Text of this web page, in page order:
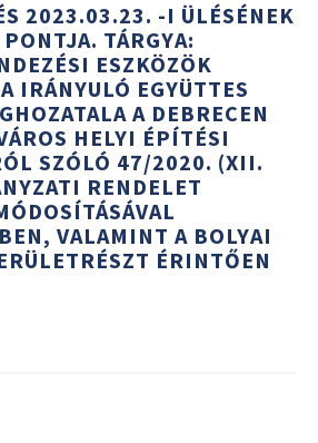
2023.03.23. -I ÜLÉSÉNEK
TÁRGYA:
ESZKÖZÖK
IRÁNYULÓ EGYÜTTES
A DEBRECEN
HELYI ÉPÍTÉSI
SZÓLÓ 47/2020. (XII.
RENDELET
VALAMINT A BOLYAI
ÉRINTŐEN